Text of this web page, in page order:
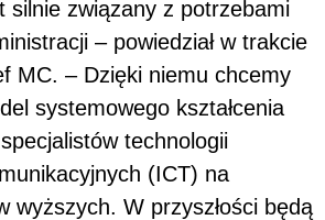
silnie związany z potrzebami
– powiedział w trakcie
MC. – Dzięki niemu chcemy
systemowego kształcenia
technologii
(ICT) na
wyższych. W przyszłości będą